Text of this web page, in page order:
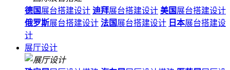
德国 展台搭建设计 迪拜展台搭建设计 美国 展台搭建设计
俄罗斯展台搭建设计 法国 展台搭建设计 日本展台搭建设
计
展厅设计